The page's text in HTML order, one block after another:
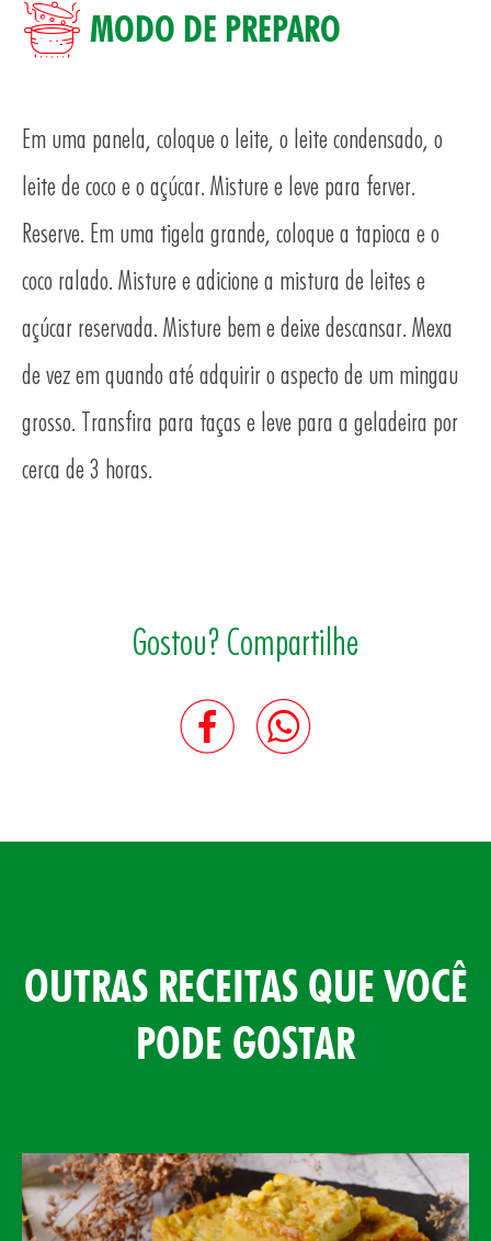
MODO DE PREPARO
Em uma panela, coloque o leite, o leite condensado, o
leite de coco e o açúcar. Misture e leve para ferver.
Reserve. Em uma tigela grande, coloque a tapioca e o
coco ralado. Misture e adicione a mistura de leites e
açúcar reservada. Misture bem e deixe descansar. Mexa
de vez em quando até adquirir o aspecto de um mingau
grosso. Transfira para taças e leve para a geladeira por
cerca de 3 horas.
Gostou? Compartilhe
OUTRAS RECEITAS QUE VOCÊ
PODE GOSTAR